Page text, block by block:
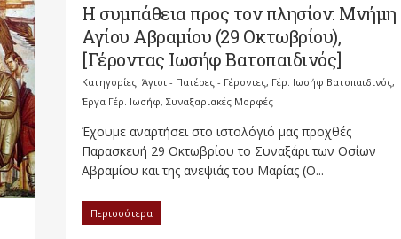
Η συμπάθεια προς τον πλησίον: Μνήμη
Αγίου Αβραμίου (29 Οκτωβρίου),
[Γέροντας Ιωσήφ Βατοπαιδινός]
Κατηγορίες: Άγιοι - Πατέρες - Γέροντες, Γέρ. Ιωσήφ Βατοπαιδινός,
Έργα Γέρ. Ιωσήφ, Συναξαριακές Μορφές
Έχουμε αναρτήσει στο ιστολόγιό μας προχθές
Παρασκευή 29 Οκτωβρίου το Συναξάρι των Οσίων
Αβραμίου και της ανεψιάς του Μαρίας (Ο...
Περισσότερα